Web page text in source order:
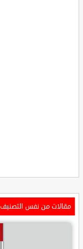
مقالات من نفس التصنيف